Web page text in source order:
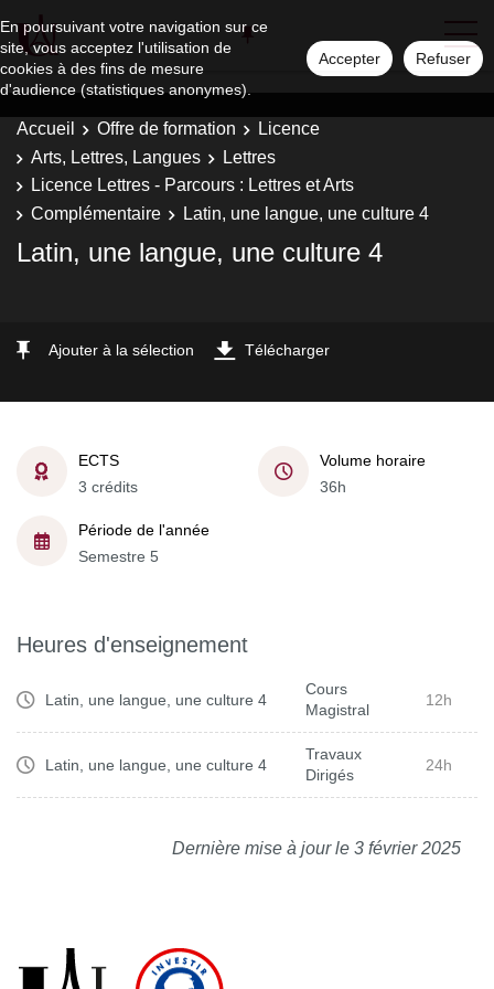
En poursuivant votre navigation sur ce
site, vous acceptez l'utilisation de
cookies à des fins de mesure
d'audience (statistiques anonymes).
Accepter Refuser
Accueil Offre de formation
Licence
Arts, Lettres, Langues
Lettres
Licence Lettres - Parcours : Lettres et Arts
Complémentaire
Latin, une langue, une culture 4
Latin, une langue, une culture 4
Ajouter à la sélection Télécharger
ECTS
3 crédits
Volume horaire
36h
Période de l'année
Semestre 5
Heures d'enseignement
Latin, une langue, une culture 4
Cours
Magistral
12h
Latin, une langue, une culture 4
Travaux
Dirigés
24h
Dernière mise à jour le 3 février 2025